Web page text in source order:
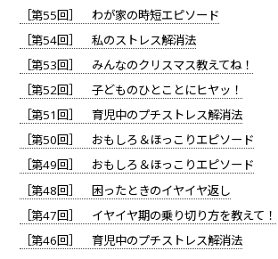
［第55回］ わが家の時短エピソード
［第54回］ 私のストレス解消法
［第53回］ みんなのクリスマス教えてね！
［第52回］ 子どものひとことにヒヤッ！
［第51回］ 育児中のプチストレス解消法
［第50回］ おもしろ＆ほっこりエピソード
［第49回］ おもしろ＆ほっこりエピソード
［第48回］ 困ったときのイヤイヤ返し
［第47回］ イヤイヤ期の乗り切り方を教えて！
［第46回］ 育児中のプチストレス解消法